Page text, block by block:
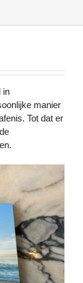
in
manier
Tot dat er